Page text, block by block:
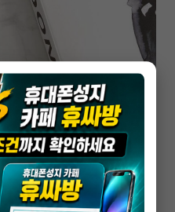
·인계동 비교할 때